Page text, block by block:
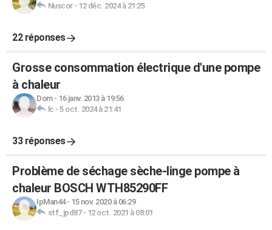
Nuscor- 12 déc. 2024 à 21:25
22 réponses
Grosse consommation électrique d'une pompe
à chaleur
Dom- 16 janv. 2013 à 19:56
lc - 5 oct. 2024 à 21:41
33 réponses
Problème de séchage sèche-linge pompe à
chaleur BOSCH WTH85290FF
IpMan44- 15 nov. 2020 à 06:29
stf_jpd87- 12 oct. 2021 à 08:01